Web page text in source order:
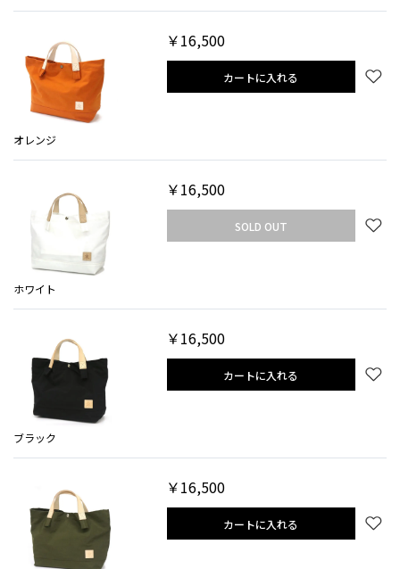
オレンジ
￥16,500
カートに入れる
ホワイト
￥16,500
SOLD OUT
ブラック
￥16,500
カートに入れる
￥16,500
カートに入れる